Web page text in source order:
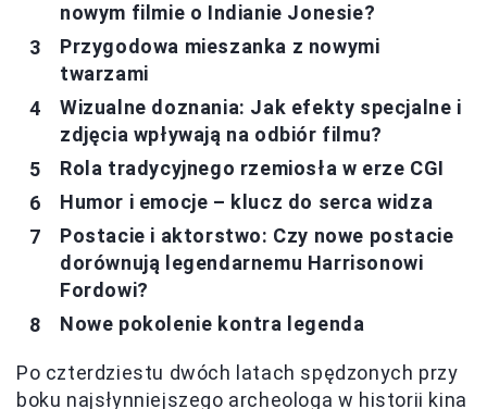
nowym filmie o Indianie Jonesie?
Przygodowa mieszanka z nowymi
twarzami
Wizualne doznania: Jak efekty specjalne i
zdjęcia wpływają na odbiór filmu?
Rola tradycyjnego rzemiosła w erze CGI
Humor i emocje – klucz do serca widza
Postacie i aktorstwo: Czy nowe postacie
dorównują legendarnemu Harrisonowi
Fordowi?
Nowe pokolenie kontra legenda
Po czterdziestu dwóch latach spędzonych przy
boku najsłynniejszego archeologa w historii kina